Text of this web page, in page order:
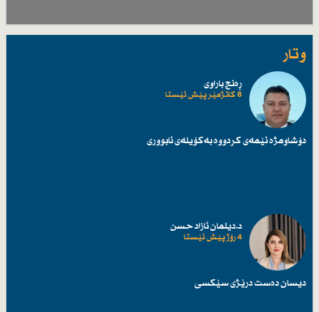
وتار
ڕەنج باراوی
8 کاتژمێر پێش ئێستا
دۆشاومژە ئێمەی کردووە بەکۆیلەی ئابووری
د.دیلمان ئازاد حسن
4 رۆژ پێش ئێستا
دیسان دەست درێژی سێكسی